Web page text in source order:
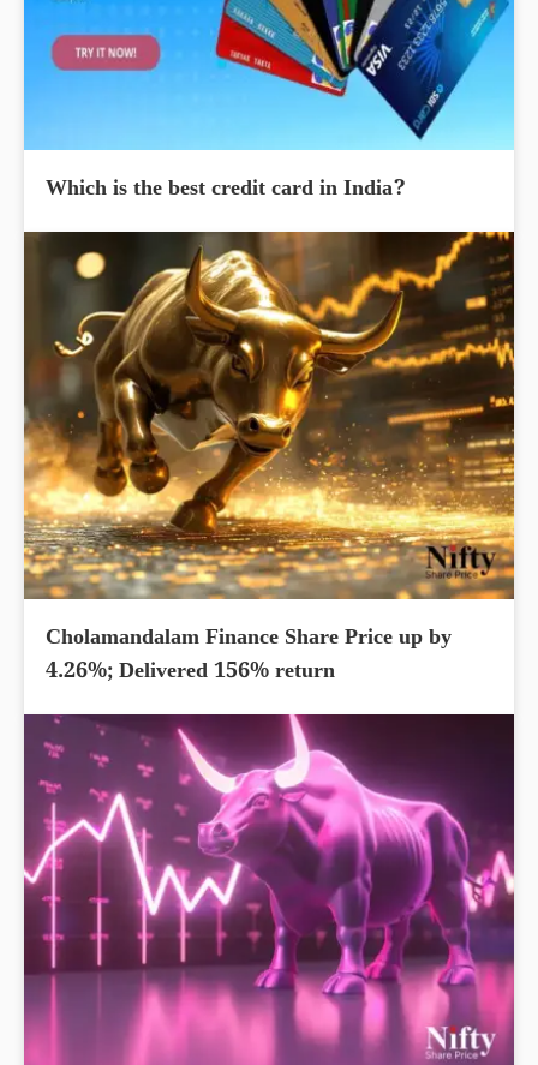
Which is the best credit card in India?
Cholamandalam Finance Share Price up by
4.26%; Delivered 156% return